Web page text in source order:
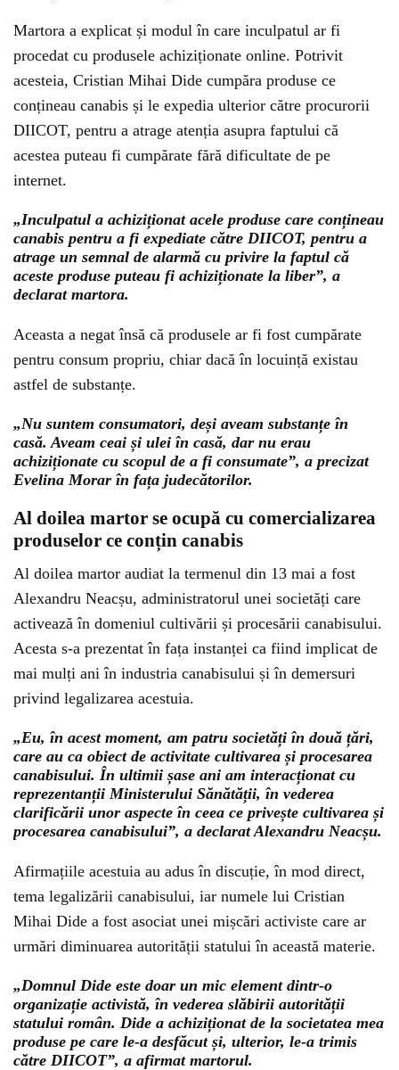
Martora a explicat și modul în care inculpatul ar fi
procedat cu produsele achiziționate online. Potrivit
acesteia, Cristian Mihai Dide cumpăra produse ce
conțineau canabis și le expedia ulterior către procurorii
DIICOT, pentru a atrage atenția asupra faptului că
acestea puteau fi cumpărate fără dificultate de pe
internet.
„Inculpatul a achiziționat acele produse care conțineau
canabis pentru a fi expediate către DIICOT, pentru a
atrage un semnal de alarmă cu privire la faptul că
aceste produse puteau fi achiziționate la liber”, a
declarat martora.
Aceasta a negat însă că produsele ar fi fost cumpărate
pentru consum propriu, chiar dacă în locuință existau
astfel de substanțe.
„Nu suntem consumatori, deși aveam substanțe în
casă. Aveam ceai și ulei în casă, dar nu erau
achiziționate cu scopul de a fi consumate”, a precizat
Evelina Morar în fața judecătorilor.
Al doilea martor se ocupă cu comercializarea
produselor ce conțin canabis
Al doilea martor audiat la termenul din 13 mai a fost
Alexandru Neacșu, administratorul unei societăți care
activează în domeniul cultivării și procesării canabisului.
Acesta s-a prezentat în fața instanței ca fiind implicat de
mai mulți ani în industria canabisului și în demersuri
privind legalizarea acestuia.
„Eu, în acest moment, am patru societăți în două țări,
care au ca obiect de activitate cultivarea și procesarea
canabisului. În ultimii șase ani am interacționat cu
reprezentanții Ministerului Sănătății, în vederea
clarificării unor aspecte în ceea ce privește cultivarea și
procesarea canabisului”, a declarat Alexandru Neacșu.
Afirmațiile acestuia au adus în discuție, în mod direct,
tema legalizării canabisului, iar numele lui Cristian
Mihai Dide a fost asociat unei mișcări activiste care ar
urmări diminuarea autorității statului în această materie.
„Domnul Dide este doar un mic element dintr-o
organizație activistă, în vederea slăbirii autorității
statului român. Dide a achiziționat de la societatea mea
produse pe care le-a desfăcut și, ulterior, le-a trimis
către DIICOT”, a afirmat martorul.